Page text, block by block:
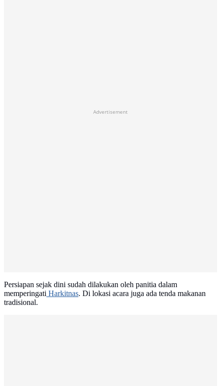
Advertisement
Persiapan sejak dini sudah dilakukan oleh panitia dalam
memperingati Harkitnas. Di lokasi acara juga ada tenda makanan
tradisional.